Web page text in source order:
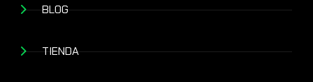
BLOG
TIENDA